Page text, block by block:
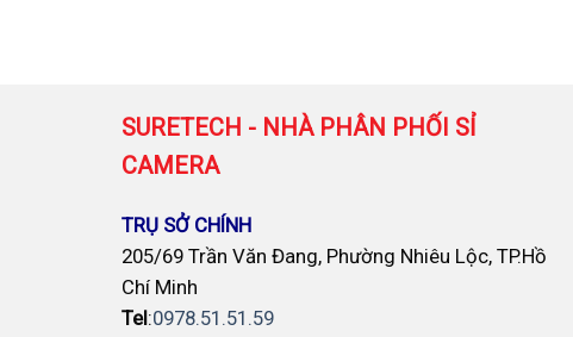
SURETECH - NHÀ PHÂN PHỐI SỈ
CAMERA
TRỤ SỞ CHÍNH
205/69 Trần Văn Đang, Phường Nhiêu Lộc, TP.Hồ
Chí Minh
Tel:0978.51.51.59